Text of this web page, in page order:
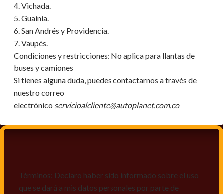
4. Vichada.
5. Guainía.
6. San Andrés y Providencia.
7. Vaupés.
Condiciones y restricciones: No aplica para llantas de
buses y camiones
Si tienes alguna duda, puedes contactarnos a través de
nuestro correo
electrónico servicioalcliente@autoplanet.com.co
Términos: Declaro haber sido informado sobre el uso
que se dará a mis datos personales por parte de